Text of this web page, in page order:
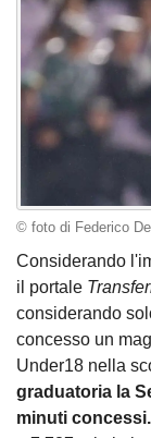
© foto di Federico
Considerando
il portale
considerando
concesso un
Under18 nella
graduatoria la
minuti concessi.